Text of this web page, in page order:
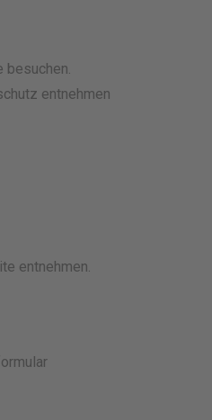
besuchen.
entnehmen
entnehmen.